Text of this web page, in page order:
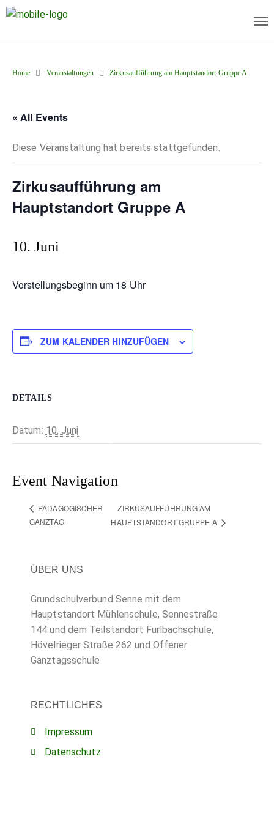
Home Veranstaltungen Zirkusaufführung am Hauptstandort Gruppe A
« All Events
Diese Veranstaltung hat bereits stattgefunden.
Zirkusaufführung am
Hauptstandort Gruppe A
10. Juni
Vorstellungsbeginn um 18 Uhr
ZUM KALENDER HINZUFÜGEN
DETAILS
Datum: 10. Juni
Event Navigation
PÄDAGOGISCHER
GANZTAG
ZIRKUSAUFFÜHRUNG AM
HAUPTSTANDORT GRUPPE A
ÜBER UNS
Grundschulverbund Senne mit dem
Hauptstandort Mühlenschule, Sennestraße
144 und dem Teilstandort Furlbachschule,
Hövelrieger Straße 262 und Offener
Ganztagsschule
RECHTLICHES
Impressum
Datenschutz